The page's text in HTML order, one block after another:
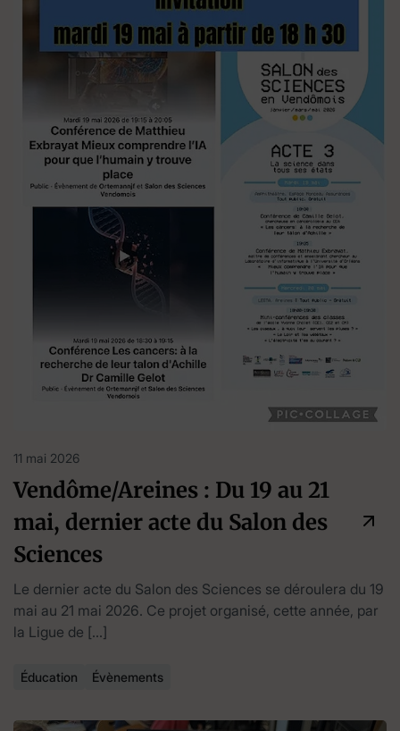
11 mai 2026
Vendôme/Areines : Du 19 au 21
mai, dernier acte du Salon des
Sciences
Le dernier acte du Salon des Sciences se déroulera du 19
mai au 21 mai 2026. Ce projet organisé, cette année, par
la Ligue de […]
Éducation Évènements